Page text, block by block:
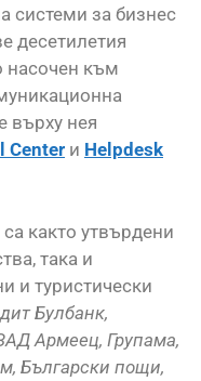
системи за бизнес
десетилетия
насочен към
върху нея
Center и Helpdesk
както утвърдени
така и
и туристически
Булбанк,
Армеец, Групама,
Български пощи,